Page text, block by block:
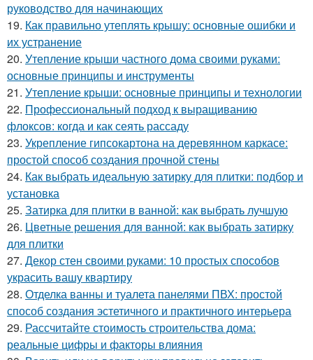
руководство для начинающих
19. Как правильно утеплять крышу: основные ошибки и
их устранение
20. Утепление крыши частного дома своими руками:
основные принципы и инструменты
21. Утепление крыши: основные принципы и технологии
22. Профессиональный подход к выращиванию
флоксов: когда и как сеять рассаду
23. Укрепление гипсокартона на деревянном каркасе:
простой способ создания прочной стены
24. Как выбрать идеальную затирку для плитки: подбор и
установка
25. Затирка для плитки в ванной: как выбрать лучшую
26. Цветные решения для ванной: как выбрать затирку
для плитки
27. Декор стен своими руками: 10 простых способов
украсить вашу квартиру
28. Отделка ванны и туалета панелями ПВХ: простой
способ создания эстетичного и практичного интерьера
29. Рассчитайте стоимость строительства дома:
реальные цифры и факторы влияния